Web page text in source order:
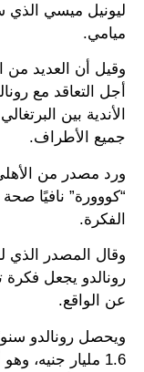
ليونيل ميسي الذي
ميامي.
وقيل أن العديد من
أجل التعاقد مع
الأندية بين
جميع الأطراف.
ورد مصدر من
“كووورة” نافيًا
الفكرة.
وقال المصدر الذي
رونالدو يجعل فكرة
عن الواقع.
1.6 مليار جنيه،